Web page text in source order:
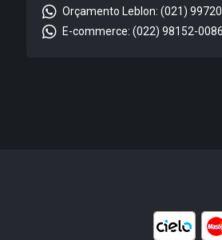
Orçamento Leblon: (021)
E-commerce: (022) 98152-0086